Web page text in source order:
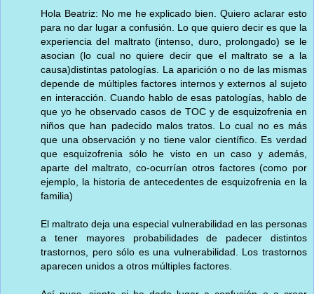
Hola Beatriz: No me he explicado bien. Quiero aclarar esto
para no dar lugar a confusión. Lo que quiero decir es que la
experiencia del maltrato (intenso, duro, prolongado) se le
asocian (lo cual no quiere decir que el maltrato se a la
causa)distintas patologías. La aparición o no de las mismas
depende de múltiples factores internos y externos al sujeto
en interacción. Cuando hablo de esas patologías, hablo de
que yo he observado casos de TOC y de esquizofrenia en
niños que han padecido malos tratos. Lo cual no es más
que una observación y no tiene valor científico. Es verdad
que esquizofrenia sólo he visto en un caso y además,
aparte del maltrato, co-ocurrían otros factores (como por
ejemplo, la historia de antecedentes de esquizofrenia en la
familia)
El maltrato deja una especial vulnerabilidad en las personas
a tener mayores probabilidades de padecer distintos
trastornos, pero sólo es una vulnerabilidad. Los trastornos
aparecen unidos a otros múltiples factores.